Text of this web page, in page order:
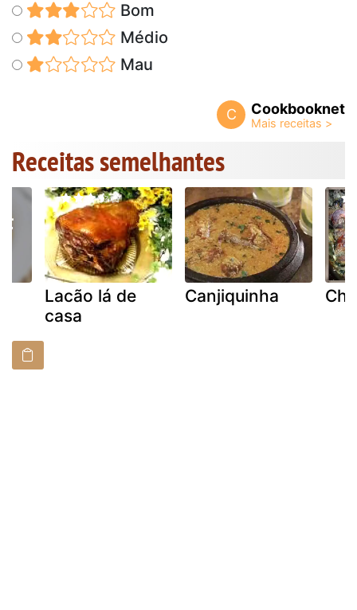
Bom
Médio
Mau
C Cookbooknet
Receitas semelhantes
Lacão lá de
casa
Canjiquinha